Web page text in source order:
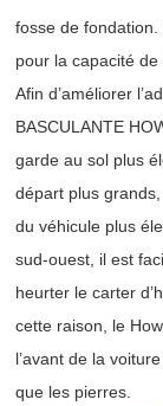
fosse de fondation.
pour la capacité
Afin d’améliorer
BASCULANTE
garde au sol plus
départ plus
du véhicule plus
sud-ouest, il est
heurter le carter
cette raison, le
l’avant de la
que les pierres.